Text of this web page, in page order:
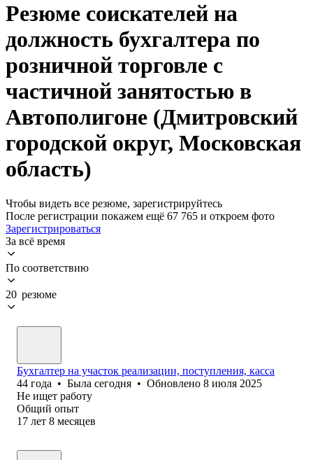
Резюме соискателей на
должность бухгалтера по
розничной торговле с
частичной занятостью в
Автополигоне (Дмитровский
городской округ, Московская
область)
Чтобы видеть все резюме, зарегистрируйтесь
После регистрации покажем ещё 67 765 и откроем фото
Зарегистрироваться
За всё время
По соответствию
20 резюме
Бухгалтер на участок реализации, поступления, касса
44 года • Была сегодня • Обновлено 8 июля 2025
Не ищет работу
Общий опыт
17 лет 8 месяцев